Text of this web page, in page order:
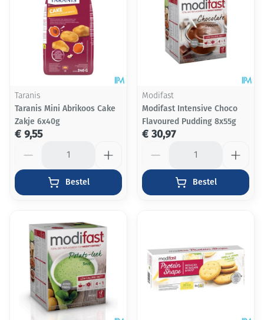
Taranis
Taranis Mini Abrikoos Cake
Zakje 6x40g
€ 9,55
Bestel
Modifast
Modifast Intensive Choco
Flavoured Pudding 8x55g
€ 30,97
Bestel